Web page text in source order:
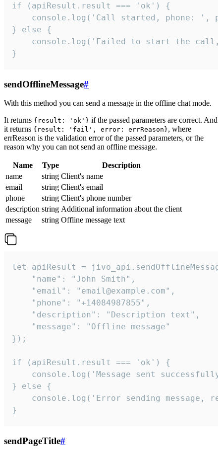
if (apiResult.result === 'ok') {
console.log('Call started, phone: ',
} else {
console.log('Failed to start the
}
sendOfflineMessage#
With this method you can send a message in the offline chat mode.
It returns {result: 'ok'} if the passed parameters are correct. And
it returns {result: 'fail', error: errReason}, where
errReason is the validation error of the passed parameters, or the
reason why you can not send an offline message.
Name Type
Description
name
string Client's name
email
string Client's email
phone
string Client's phone number
description string Additional information about the client
message
string Offline message text
let apiResult =
    "name": "John Smith",
    "email": "email@example.com",
    "phone": "+14084987855",
    "description": "Description text",
    "message": "Offline message"
});
if (apiResult.result === 'ok') {
console.log('Message sent
} else {
console.log('Error sending message,
}
sendPageTitle#